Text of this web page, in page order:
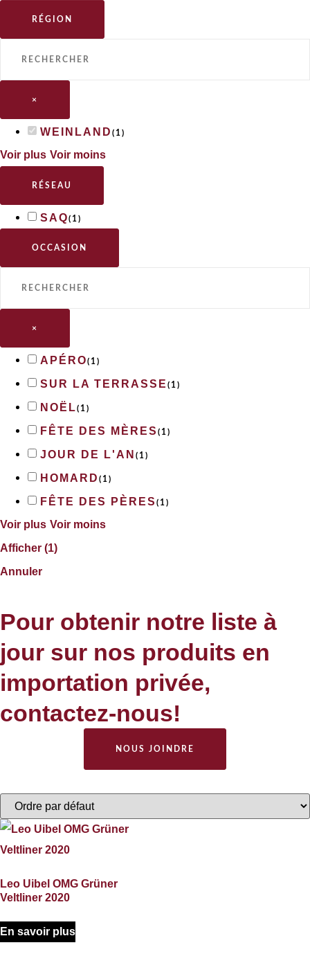
RÉGION
×
WEINLAND ( 1 )
Voir plus Voir moins
RÉSEAU
SAQ( 1 )
OCCASION
×
APÉRO( 1 )
SUR LA TERRASSE ( 1 )
NOËL( 1 )
FÊTE DES MÈRES ( 1 )
JOUR DE L'AN ( 1 )
HOMARD ( 1 )
FÊTE DES PÈRES ( 1 )
Voir plus Voir moins
Afficher (1)
Annuler
Pour obtenir notre liste à
jour sur nos produits en
importation privée,
contactez-nous!
NOUS JOINDRE
Leo Uibel OMG Grüner
Veltliner 2020
En savoir plus